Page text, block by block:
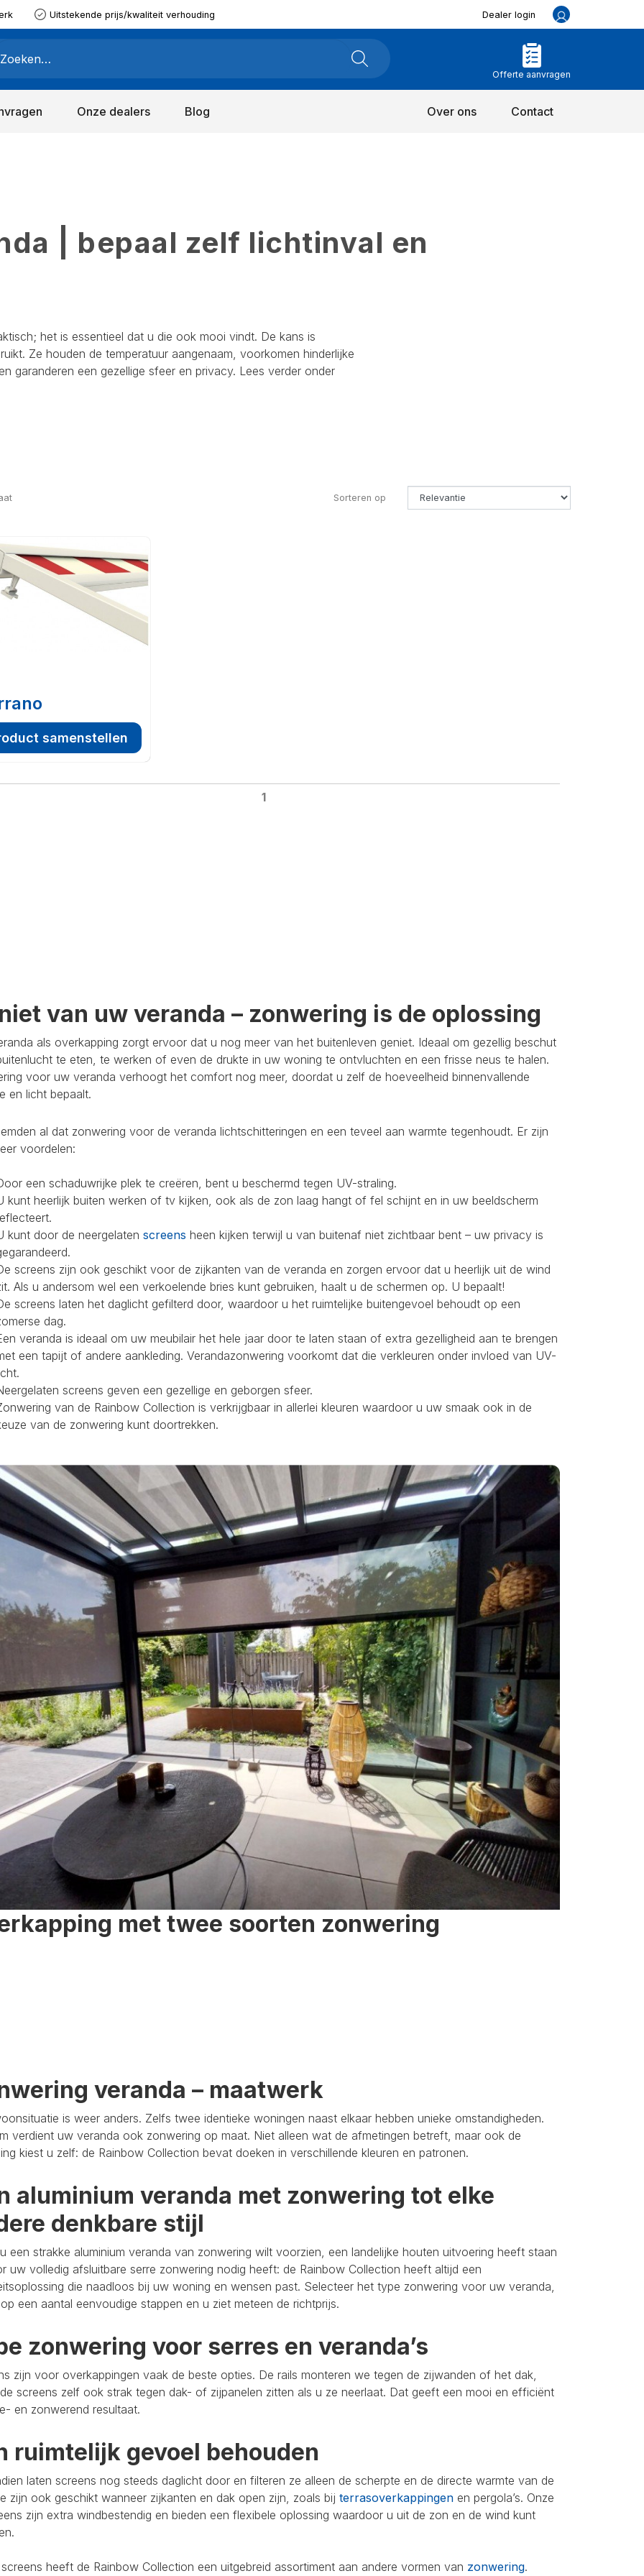
Uitstekende prijs/kwaliteit verhouding Dealer login
Offerte aanvragen
Onze dealers Blog Over ons Contact
| bepaal zelf lichtinval en
het is essentieel dat u die ook mooi vindt. De kans is
Ze houden de temperatuur aangenaam, voorkomen hinderlijke
garanderen een gezellige sfeer en privacy. Lees verder onder
Sorteren op
samenstellen
1
van uw veranda – zonwering is de oplossing
als overkapping zorgt ervoor dat u nog meer van het buitenleven geniet. Ideaal om gezellig beschut
te eten, te werken of even de drukte in uw woning te ontvluchten en een frisse neus te halen.
voor uw veranda verhoogt het comfort nog meer, doordat u zelf de hoeveelheid binnenvallende
en licht bepaalt.
al dat zonwering voor de veranda lichtschitteringen en een teveel aan warmte tegenhoudt. Er zijn
voordelen:
een schaduwrijke plek te creëren, bent u beschermd tegen UV-straling.
kunt heerlijk buiten werken of tv kijken, ook als de zon laag hangt of fel schijnt en in uw beeldscherm
kunt door de neergelaten screens heen kijken terwijl u van buitenaf niet zichtbaar bent – uw privacy is
screens zijn ook geschikt voor de zijkanten van de veranda en zorgen ervoor dat u heerlijk uit de wind
Als u andersom wel een verkoelende bries kunt gebruiken, haalt u de schermen op. U bepaalt!
screens laten het daglicht gefilterd door, waardoor u het ruimtelijke buitengevoel behoudt op een
dag.
veranda is ideaal om uw meubilair het hele jaar door te laten staan of extra gezelligheid aan te brengen
een tapijt of andere aankleding. Verandazonwering voorkomt dat die verkleuren onder invloed van UV-
screens geven een gezellige en geborgen sfeer.
van de Rainbow Collection is verkrijgbaar in allerlei kleuren waardoor u uw smaak ook in de
van de zonwering kunt doortrekken.
met twee soorten zonwering
veranda – maatwerk
is weer anders. Zelfs twee identieke woningen naast elkaar hebben unieke omstandigheden.
verdient uw veranda ook zonwering op maat. Niet alleen wat de afmetingen betreft, maar ook de
kiest u zelf: de Rainbow Collection bevat doeken in verschillende kleuren en patronen.
aluminium veranda met zonwering tot elke
denkbare stijl
een strakke aluminium veranda van zonwering wilt voorzien, een landelijke houten uitvoering heeft staan
uw volledig afsluitbare serre zonwering nodig heeft: de Rainbow Collection heeft altijd een
die naadloos bij uw woning en wensen past. Selecteer het type zonwering voor uw veranda,
een aantal eenvoudige stappen en u ziet meteen de richtprijs.
zonwering voor serres en veranda’s
zijn voor overkappingen vaak de beste opties. De rails monteren we tegen de zijwanden of het dak,
screens zelf ook strak tegen dak- of zijpanelen zitten als u ze neerlaat. Dat geeft een mooi en efficiënt
en zonwerend resultaat.
ruimtelijk gevoel behouden
laten screens nog steeds daglicht door en filteren ze alleen de scherpte en de directe warmte van de
zijn ook geschikt wanneer zijkanten en dak open zijn, zoals bij terrasoverkappingen en pergola’s. Onze
zijn extra windbestendig en bieden een flexibele oplossing waardoor u uit de zon en de wind kunt
heeft de Rainbow Collection een uitgebreid assortiment aan andere vormen van zonwering.